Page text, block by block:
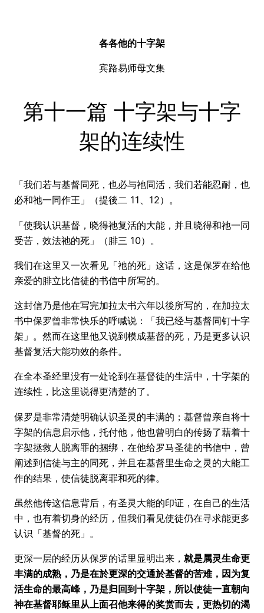
各各他的十字架
宾路易师母文集
第十一篇 十字架与十字
架的连续性
「我们若与基督同死，也必与祂同活，我们若能忍耐，也
必和祂一同作王」（提後二 11、12）。
「使我认识基督，晓得祂复活的大能，并且晓得和祂一同
受苦，效法祂的死」（腓三 10）。
我们在这里又一次看见「祂的死」这话，这是保罗在给他
亲爱的腓立比信徒的书信中所写的。
这封信乃是他在写完加拉太书六年以後所写的，在加拉太
书中保罗曾非常快乐的呼喊说：「我已经与基督同钉十字
架」。然而在这里他又说到模成基督的死，乃是更多认识
基督复活大能功效的条件。
在全本圣经里没有一处论到在基督徒的生活中，十字架的
连续性，比这里说得更清楚的了。
保罗是非常清楚明确认识圣灵的丰满的；基督曾亲自将十
字架的信息启示他，托付他，他也曾明白的传扬了藉着十
字架拯救人脱离罪的捆绑，在他给罗马圣徒的书信中，曾
阐述到信徒与主的同死，并且在基督里生命之灵的大能工
作的结果，使信徒脱离罪和死的律。
虽然他传这信息背后，有圣灵大能的印证，在自己的生活
中，也有着切身的经历，但我们看见使徒仍在寻求能更多
认识「基督的死」。
更深一层的经历从保罗的话里显明出来， 就是属灵生命更
丰满的成熟，乃是在於更深的交通於基督的苦难，因为复
活生命的最高峰，乃是归回到十字架，所以使徒一直朝向
神在基督耶稣里从上面召他来得的奖赏而去，更热切的渴